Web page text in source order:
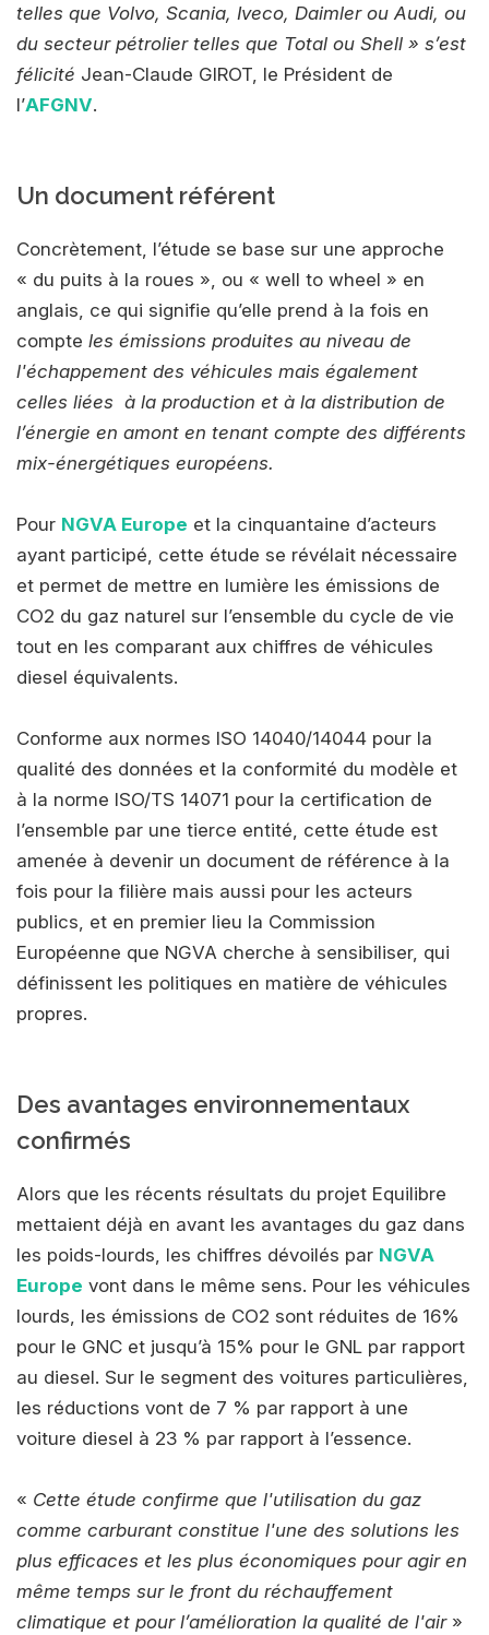
telles que Volvo, Scania, Iveco, Daimler ou Audi, ou
du secteur pétrolier telles que Total ou Shell » s’est
félicité Jean-Claude GIROT, le Président de
l’AFGNV.
Un document référent
Concrètement, l’étude se base sur une approche
« du puits à la roues », ou « well to wheel » en
anglais, ce qui signifie qu’elle prend à la fois en
compte les émissions produites au niveau de
l'échappement des véhicules mais également
celles liées à la production et à la distribution de
l’énergie en amont en tenant compte des différents
mix-énergétiques européens.
Pour NGVA Europe et la cinquantaine d’acteurs
ayant participé, cette étude se révélait nécessaire
et permet de mettre en lumière les émissions de
CO2 du gaz naturel sur l’ensemble du cycle de vie
tout en les comparant aux chiffres de véhicules
diesel équivalents.
Conforme aux normes ISO 14040/14044 pour la
qualité des données et la conformité du modèle et
à la norme ISO/TS 14071 pour la certification de
l’ensemble par une tierce entité, cette étude est
amenée à devenir un document de référence à la
fois pour la filière mais aussi pour les acteurs
publics, et en premier lieu la Commission
Européenne que NGVA cherche à sensibiliser, qui
définissent les politiques en matière de véhicules
propres.
Des avantages environnementaux
confirmés
Alors que les récents résultats du projet Equilibre
mettaient déjà en avant les avantages du gaz dans
les poids-lourds, les chiffres dévoilés par NGVA
Europe vont dans le même sens. Pour les véhicules
lourds, les émissions de CO2 sont réduites de 16%
pour le GNC et jusqu’à 15% pour le GNL par rapport
au diesel. Sur le segment des voitures particulières,
les réductions vont de 7 % par rapport à une
voiture diesel à 23 % par rapport à l’essence.
« Cette étude confirme que l'utilisation du gaz
comme carburant constitue l'une des solutions les
plus efficaces et les plus économiques pour agir en
même temps sur le front du réchauffement
climatique et pour l’amélioration la qualité de l'air»